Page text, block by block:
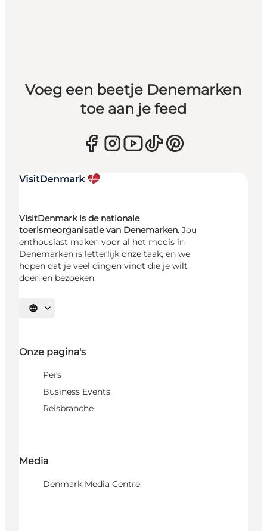
Voeg een beetje Denemarken
toe aan je feed
VisitDenmark is de nationale
toerismeorganisatie van Denemarken. Jou
enthousiast maken voor al het moois in
Denemarken is letterlijk onze taak, en we
hopen dat je veel dingen vindt die je wilt
doen en bezoeken.
Selecteer taal
Onze pagina's
Pers
Business Events
Reisbranche
Media
Denmark Media Centre